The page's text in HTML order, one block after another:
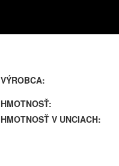
VÝROBCA:
HMOTNOSŤ:
HMOTNOSŤ V UNCIACH: